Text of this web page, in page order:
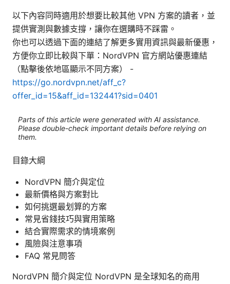
以下內容同時適用於想要比較其他 VPN 方案的讀者，並
提供實測與數據支撐，讓你在選購時不踩雷。
你也可以透過下面的連結了解更多實用資訊與最新優惠，
方便你立即比較與下單：NordVPN 官方網站優惠連結
（點擊後依地區顯示不同方案） -
https://go.nordvpn.net/aff_c?
offer_id=15&aff_id=132441?sid=0401
Parts of this article were generated with AI assistance.
Please double-check important details before relying on
them.
目錄大綱
NordVPN 簡介與定位
最新價格與方案對比
如何挑選最划算的方案
常見省錢技巧與實用策略
結合實際需求的情境案例
風險與注意事項
FAQ 常見問答
NordVPN 簡介與定位 NordVPN 是全球知名的商用